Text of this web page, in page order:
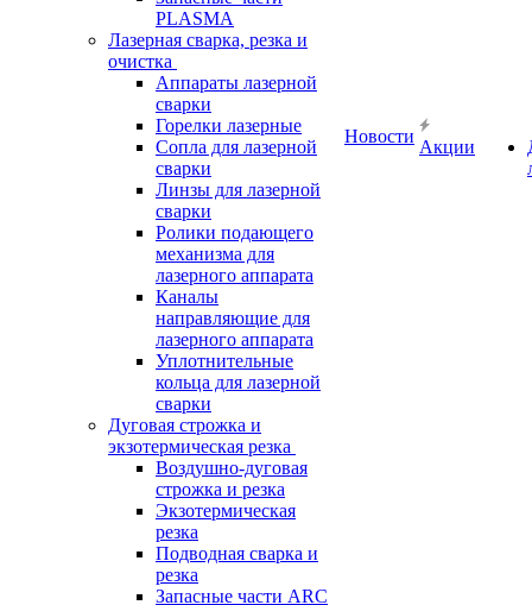
PLASMA
Лазерная сварка, резка и
очистка
Аппараты лазерной
сварки
Горелки лазерные
Сопла для лазерной
сварки
Линзы для лазерной
сварки
Ролики подающего
механизма для
лазерного аппарата
Каналы
направляющие для
лазерного аппарата
Уплотнительные
кольца для лазерной
сварки
Дуговая строжка и
экзотермическая резка
Воздушно-дуговая
строжка и резка
Экзотермическая
резка
Подводная сварка и
резка
Запасные части ARC
Новости
Акции